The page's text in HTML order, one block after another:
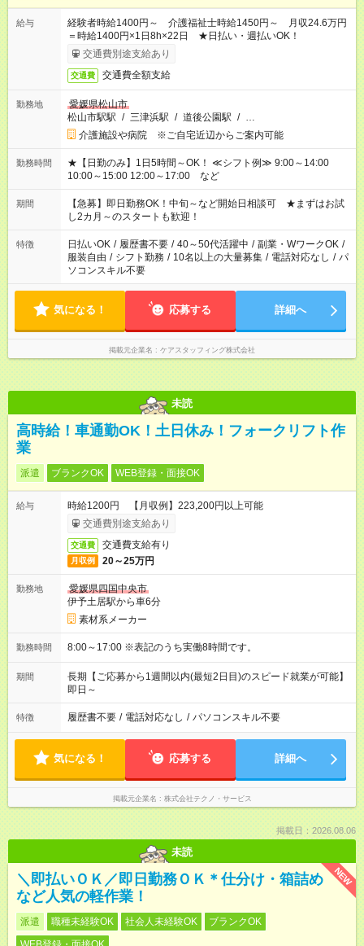
給与
経験者時給1400円～ 介護福祉士時給1450円～ 月収24.6万円
＝時給1400円×1日8h×22日 ★日払い・週払いOK！
交通費別途支給あり
交通費 交通費全額支給
勤務地
愛媛県松山市
松山市駅駅 / 三津浜駅 / 道後公園駅 / …
介護施設や病院 ※ご自宅近辺からご案内可能
勤務時間
★【日勤のみ】1日5時間～OK！ ≪シフト例≫ 9:00～14:00
10:00～15:00 12:00～17:00 など
期間
【急募】即日勤務OK！中旬～など開始日相談可 ★まずはお試
し2カ月～のスタートも歓迎！
特徴 日払いOK / 履歴書不要 / 40～50代活躍中 / 副業・WワークOK /
服装自由 / シフト勤務 / 10名以上の大量募集 / 電話対応なし / パ
ソコンスキル不要
気になる！ 応募する 詳細へ
掲載元企業名 ケアスタッフィング株式会社
未読
高時給！車通勤OK！土日休み！フォークリフト作
業
派遣 ブランクOK WEB登録・面接OK
給与
時給1200円 【月収例】223,200円以上可能
交通費別途支給あり
交通費 交通費支給有り
月収例 20～25万円
勤務地
愛媛県四国中央市
伊予土居駅から車6分
素材系メーカー
勤務時間 8:00～17:00 ※表記のうち実働8時間です。
期間
長期【ご応募から1週間以内(最短2日目)のスピード就業が可能】
即日～
特徴 履歴書不要 / 電話対応なし / パソコンスキル不要
気になる！ 応募する 詳細へ
掲載元企業名 株式会社テクノ・サービス
掲載日：2026.08.06
未読
NEW
＼即払いＯＫ／即日勤務ＯＫ＊仕分け・箱詰め
など人気の軽作業！
派遣 職種未経験OK 社会人未経験OK
ブランクOK